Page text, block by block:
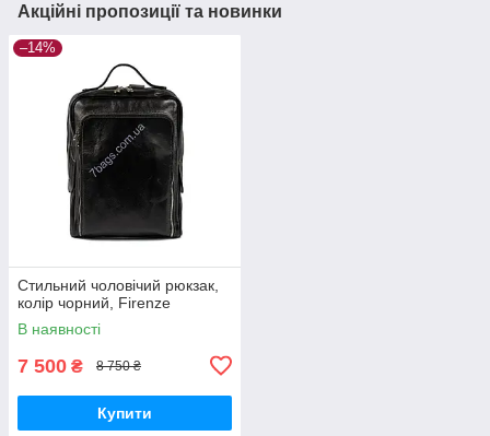
Акційні пропозиції та новинки
–14%
Стильний чоловічий рюкзак,
колір чорний, Firenze
В наявності
7 500 ₴ 8 750 ₴
Купити